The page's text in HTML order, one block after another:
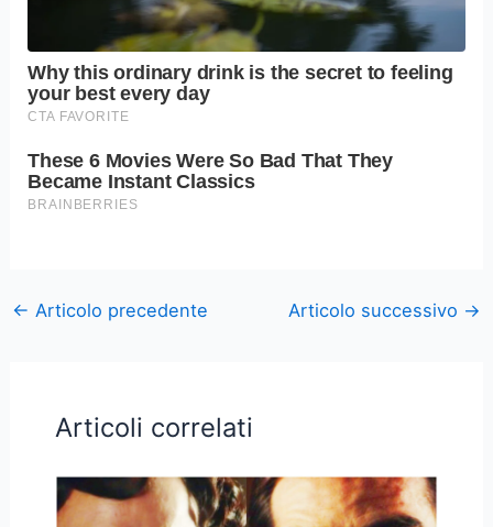
← Articolo precedente Articolo successivo →
Articoli correlati